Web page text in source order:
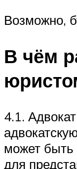
Возможно,
В чём
4.1.
может быть
для